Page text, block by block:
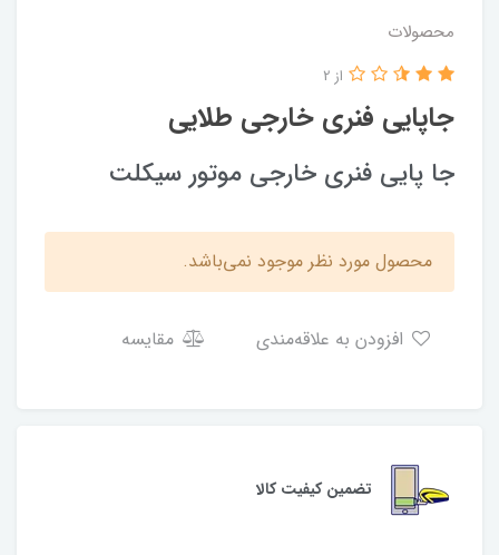
محصولات
جاپایی فنری خارجی طلایی
از 2
جا پایی فنری خارجی موتور سیکلت
محصول مورد نظر موجود نمی‌باشد.
مقایسه
تضمین کیفیت کالا